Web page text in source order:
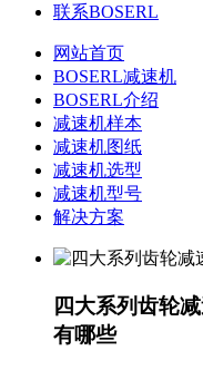
联系BOSERL
网站首页
BOSERL减速机
BOSERL介绍
减速机样本
减速机图纸
减速机选型
减速机型号
解决方案
四大系列齿轮
有哪些